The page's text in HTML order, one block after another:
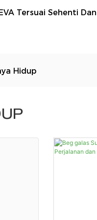
Tersuai Sehenti
Hidup